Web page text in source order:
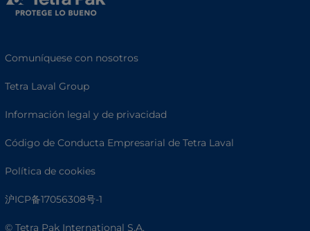
Comuníquese con nosotros
Tetra Laval Group
Información legal y de privacidad
Código de Conducta Empresarial de Tetra Laval
Política de cookies
沪ICP备17056308号-1
© Tetra Pak International S.A.